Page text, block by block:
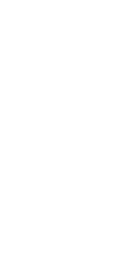
成長させる
する
にローンチする